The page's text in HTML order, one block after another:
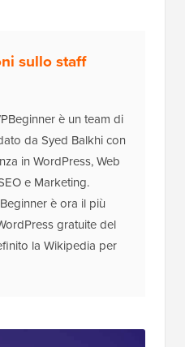
sullo staff
è un team di
da Syed Balkhi con
in WordPress, Web
e Marketing.
è ora il più
gratuite del
la Wikipedia per